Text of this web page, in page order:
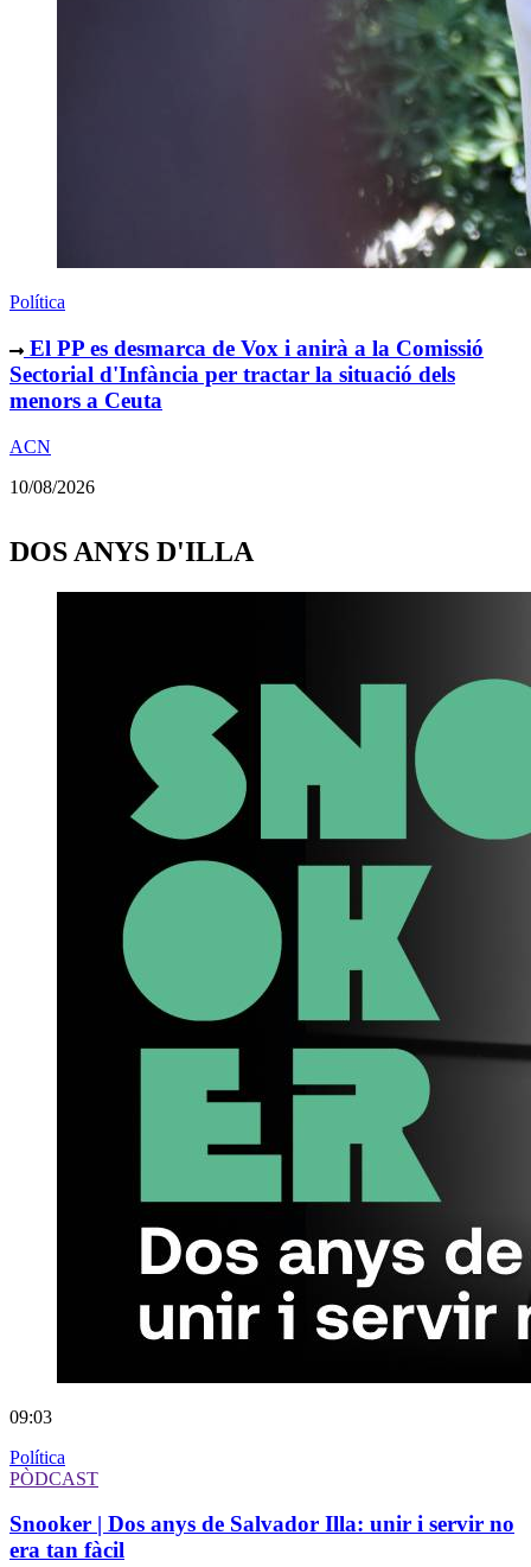
Política
El PP es desmarca de Vox i anirà a la Comissió
Sectorial d'Infància per tractar la situació dels
menors a Ceuta
ACN
10/08/2026
DOS ANYS D'ILLA
09:03
Política
PÒDCAST
Snooker | Dos anys de Salvador Illa: unir i servir no
era tan fàcil